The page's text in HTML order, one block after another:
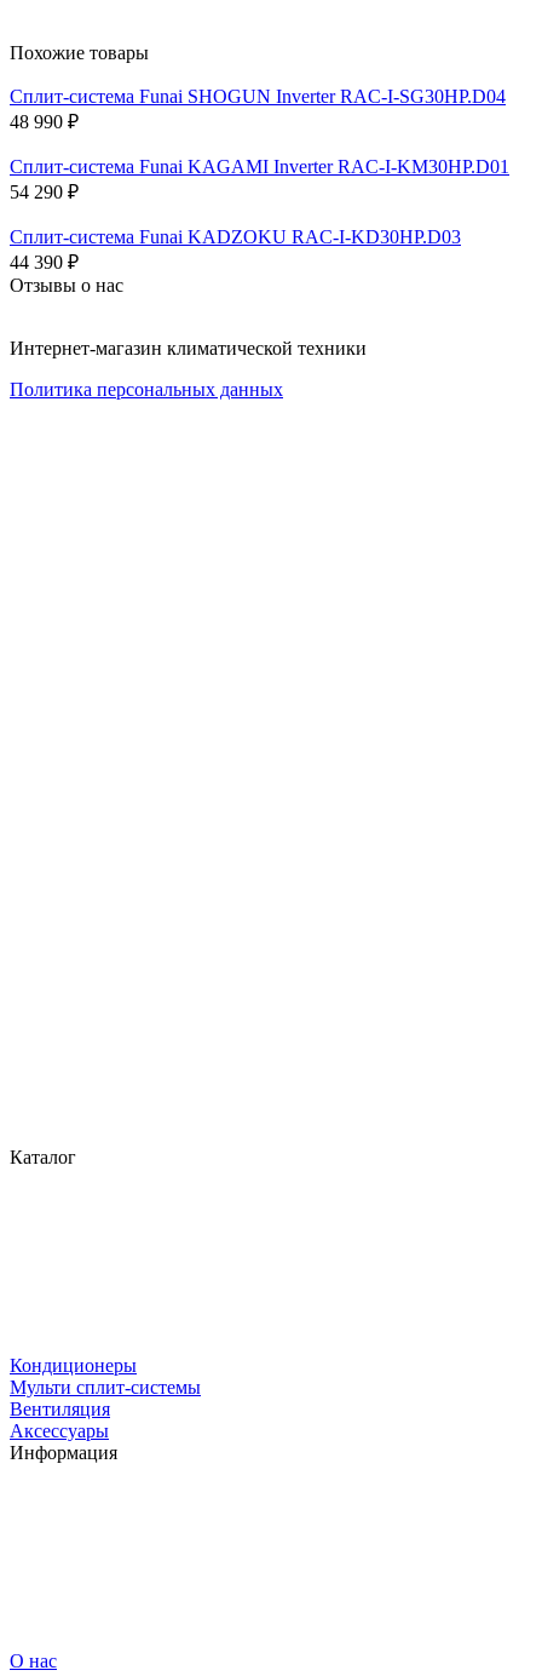
Похожие товары
Сплит-система Funai SHOGUN Inverter RAC-I-SG30HP.D04
48 990 ₽
Сплит-система Funai KAGAMI Inverter RAC-I-KM30HP.D01
54 290 ₽
Сплит-система Funai KADZOKU RAC-I-KD30HP.D03
44 390 ₽
Отзывы о нас
Интернет-магазин климатической техники
Политика персональных данных
Каталог
Кондиционеры
Мульти сплит-системы
Вентиляция
Аксессуары
Информация
О нас